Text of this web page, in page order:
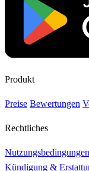
Produkt
Preise Bewertungen
Rechtliches
Nutzungsbedingungen
Kündigung &